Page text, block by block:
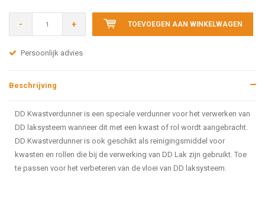
- + TOEVOEGEN AAN WINKELWAGEN
Persoonlijk advies
Beschrijving
DD Kwastverdunner is een speciale verdunner voor het verwerken van
DD laksysteem wanneer dit met een kwast of rol wordt aangebracht.
DD Kwastverdunner is ook geschikt als reinigingsmiddel voor
kwasten en rollen die bij de verwerking van DD Lak zijn gebruikt. Toe
te passen voor het verbeteren van de vloei van DD laksysteem.